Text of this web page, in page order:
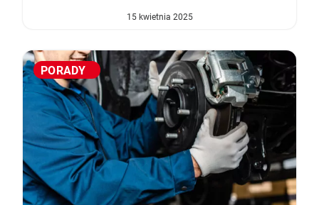
15 kwietnia 2025
PORADY